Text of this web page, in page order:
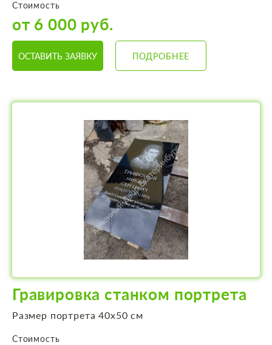
Стоимость
от 6 000 руб.
ОСТАВИТЬ ЗАЯВКУ ПОДРОБНЕЕ
Гравировка станком портрета
Размер портрета 40х50 см
Стоимость